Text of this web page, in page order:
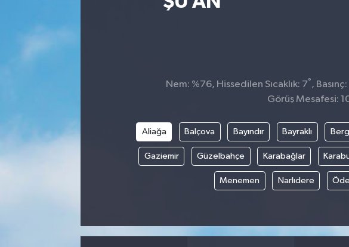
Nem: %76, Hissedilen Sıcaklık: 7° ,
Görüş Mesafesi:
Aliağa Balçova Bayındır Bayraklı
Gaziemir Güzelbahçe Karabağlar
Menemen Narlıdere